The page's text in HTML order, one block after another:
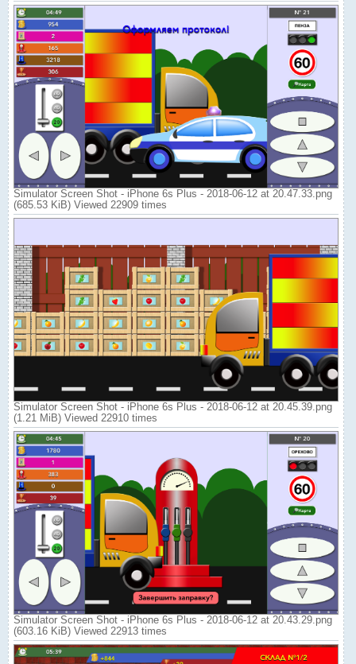
Simulator Screen Shot - iPhone 6s Plus - 2018-06-12 at 20.47.33.png
(685.53 KiB) Viewed 22909 times
Simulator Screen Shot - iPhone 6s Plus - 2018-06-12 at 20.45.39.png
(1.21 MiB) Viewed 22910 times
Simulator Screen Shot - iPhone 6s Plus - 2018-06-12 at 20.43.29.png
(603.16 KiB) Viewed 22913 times